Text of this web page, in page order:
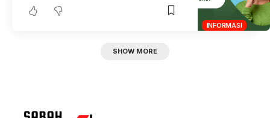
INFORMASI
SHOW MORE